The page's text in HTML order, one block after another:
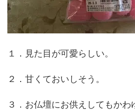
１．見た目が可愛らしい。
２．甘くておいしそう。
３．お仏壇にお供えしてもかわ